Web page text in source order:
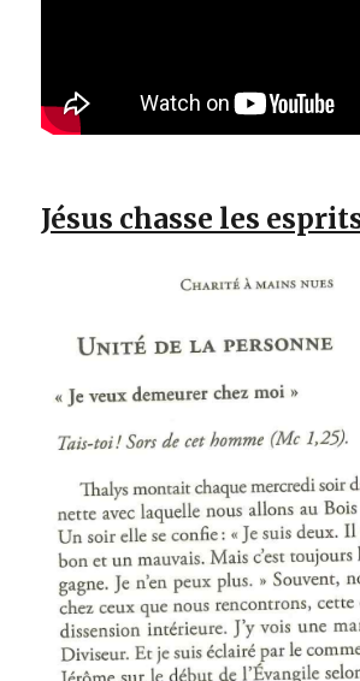
Jésus chasse les